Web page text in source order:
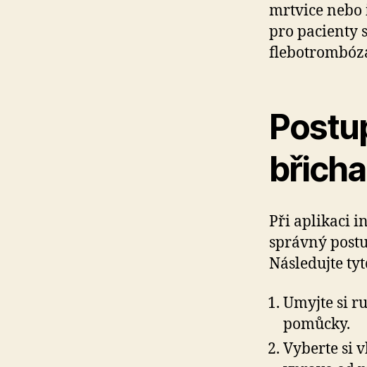
mrtvice
pro pacienty
břicha
Při aplikaci
správný
Následujte
Umyjte si
pomůcky.
Vyberte si